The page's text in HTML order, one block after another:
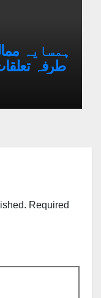
ہمسایہ
طرفہ
Required